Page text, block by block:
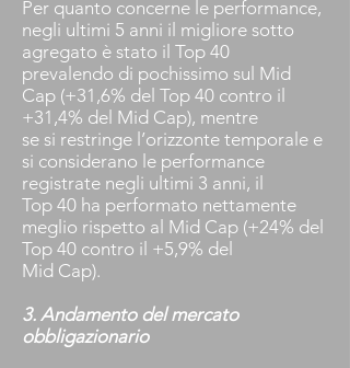
Per quanto concerne le performance,
negli ultimi 5 anni il migliore sotto
agregato è stato il Top 40
prevalendo di pochissimo sul Mid
Cap (+31,6% del Top 40 contro il
+31,4% del Mid Cap), mentre
se si restringe l’orizzonte temporale e
si considerano le performance
registrate negli ultimi 3 anni, il
Top 40 ha performato nettamente
meglio rispetto al Mid Cap (+24% del
Top 40 contro il +5,9% del
Mid Cap).
3. Andamento del mercato
obbligazionario